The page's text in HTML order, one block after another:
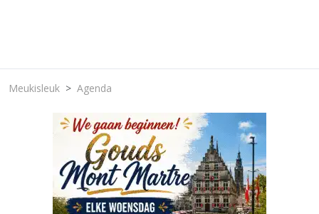
Meukisleuk Agenda